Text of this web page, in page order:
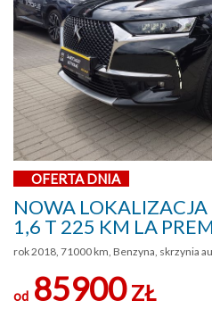
OFERTA DNIA
NOWA LOKALIZACJA
1,6 T 225 KM LA
rok 2018, 71000 km, Benzyna, skrzynia
od 85900ZŁ